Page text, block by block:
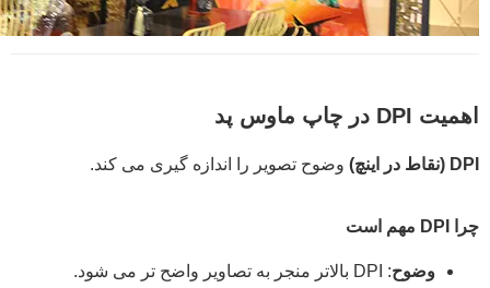
اهمیت DPI در چاپ ماوس پد
DPI (نقاط در اینچ) وضوح تصویر را اندازه گیری می کند.
چرا DPI مهم است
وضوح: DPI بالاتر منجر به تصاویر واضح تر می شود.